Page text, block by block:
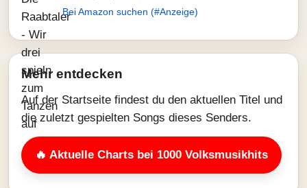
Bei Amazon suchen (#Anzeige)
Mehr entdecken
Auf der Startseite findest du den aktuellen Titel und
die zuletzt gespielten Songs dieses Senders.
🔥 Aktuelle Charts bei 1000 Volksmusikhits